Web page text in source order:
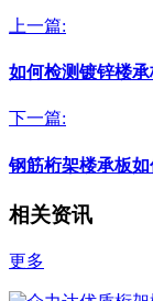
上一篇:
如何检测镀锌楼
下一篇:
钢筋桁架楼承板
相关资讯
更多